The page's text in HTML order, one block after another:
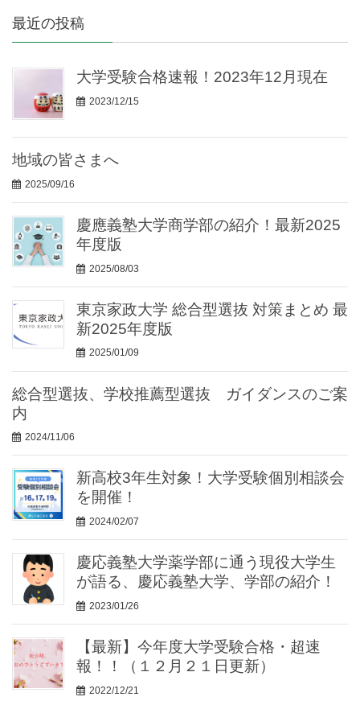
最近の投稿
大学受験合格速報！2023年12月現在
2023/12/15
地域の皆さまへ
2025/09/16
慶應義塾大学商学部の紹介！最新2025
年度版
2025/08/03
東京家政大学 総合型選抜 対策まとめ 最
新2025年度版
2025/01/09
総合型選抜、学校推薦型選抜 ガイダンスのご案
内
2024/11/06
新高校3年生対象！大学受験個別相談会
を開催！
2024/02/07
慶応義塾大学薬学部に通う現役大学生
が語る、慶応義塾大学、学部の紹介！
2023/01/26
【最新】今年度大学受験合格・超速
報！！（１２月２１日更新）
2022/12/21